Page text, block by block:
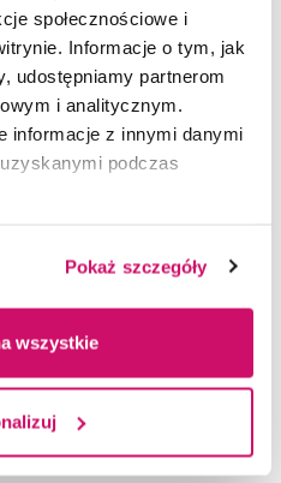
społecznościowe i
Informacje o tym, jak
udostępniamy partnerom
i analitycznym.
informacje z innymi danymi
podczas
Pokaż szczegóły
wszystkie